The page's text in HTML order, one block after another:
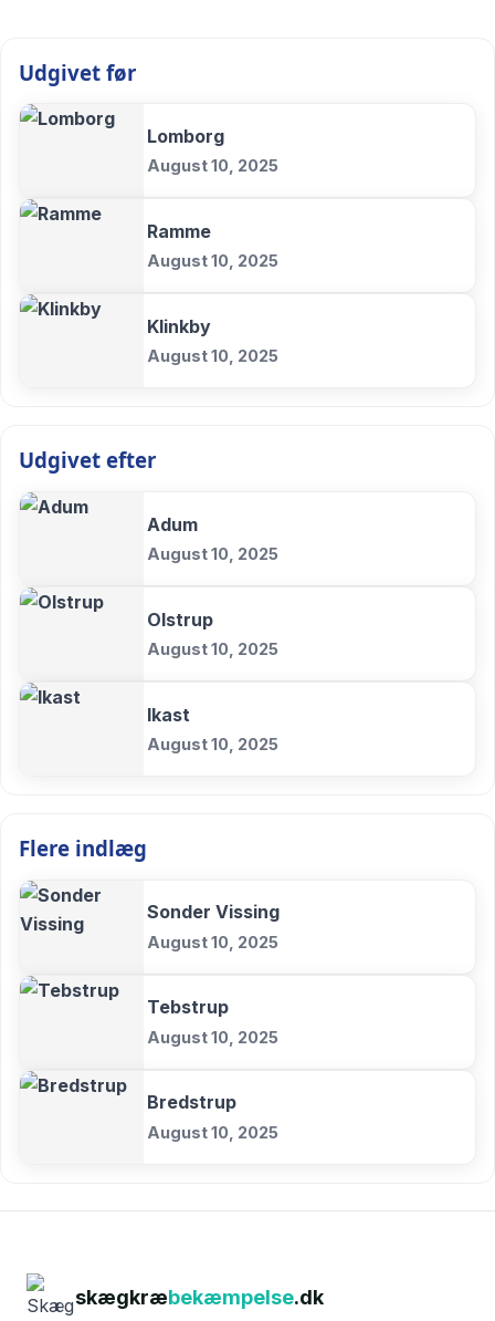
Udgivet før
Lomborg
August 10, 2025
Ramme
August 10, 2025
Klinkby
August 10, 2025
Udgivet efter
Adum
August 10, 2025
Olstrup
August 10, 2025
Ikast
August 10, 2025
Flere indlæg
Sonder Vissing
August 10, 2025
Tebstrup
August 10, 2025
Bredstrup
August 10, 2025
skægkræbekæmpelse.dk